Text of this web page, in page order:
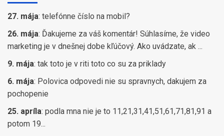
27. mája: telefónne číslo na mobil?
26. mája: Ďakujeme za váš komentár! Súhlasíme, že video
marketing je v dnešnej dobe kľúčový. Ako uvádzate, ak ...
9. mája: tak toto je v riti toto co su za priklady
6. mája: Polovica odpovedi nie su spravnych, dakujem za
pochopenie
25. apríla: podla mna nie je to 11,21,31,41,51,61,71,81,91 a
potom 19...